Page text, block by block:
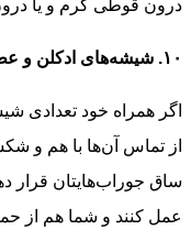
درون قوطی کرم و یا
۱۰. شیشه‌های ادکلن و عطر
اگر همراه خود تعدادی
از تماس آن‌ها با هم و
ساق جوراب‌هایتان قرار
عمل کنند و شما هم از